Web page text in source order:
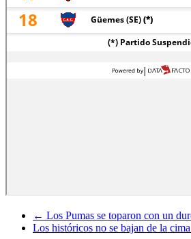
← Los Pumas se toparon con un
Los históricos no se bajan de la